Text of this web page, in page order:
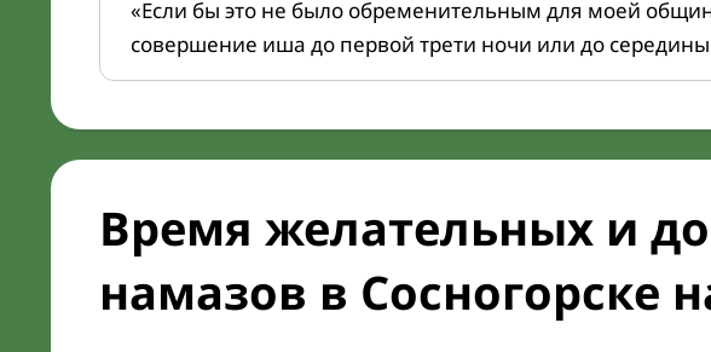
«Если бы это не было обременительным для моей
совершение иша до первой трети ночи или до
Время желательных и
намазов в Сосногорске